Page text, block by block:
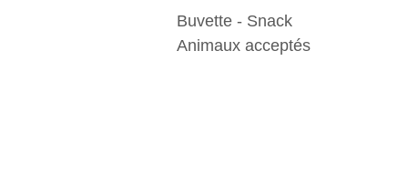
Buvette - Snack
Animaux acceptés